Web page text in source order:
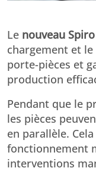
Le nouveau
chargement et
porte-pièces et
production
Pendant que le
les pièces
en parallèle.
fonctionnement
interventions